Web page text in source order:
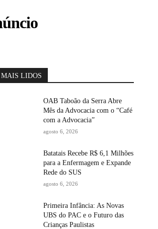
MAIS LIDOS
OAB Taboão da Serra Abre
Mês da Advocacia com o “Café
com a Advocacia”
agosto 6, 2026
Batatais Recebe R$ 6,1 Milhões
para a Enfermagem e Expande
Rede do SUS
agosto 6, 2026
Primeira Infância: As Novas
UBS do PAC e o Futuro das
Crianças Paulistas